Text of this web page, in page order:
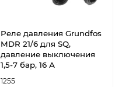
Реле давления Grundfos
MDR 21/6 для SQ,
давление выключения
1,5-7 бар, 16 А
1255